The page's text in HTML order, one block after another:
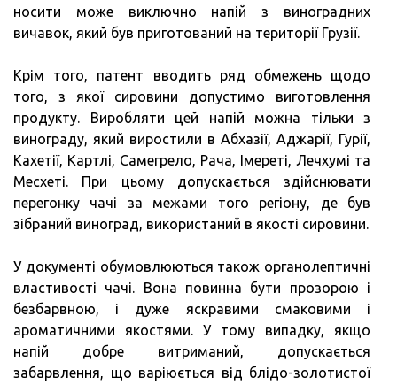
носити може виключно напій з виноградних
вичавок, який був приготований на території Грузії.
Крім того, патент вводить ряд обмежень щодо
того, з якої сировини допустимо виготовлення
продукту. Виробляти цей напій можна тільки з
винограду, який виростили в Абхазії, Аджарії, Гурії,
Кахетії, Картлі, Самегрело, Рача, Імереті, Лечхумі та
Месхеті. При цьому допускається здійснювати
перегонку чачі за межами того регіону, де був
зібраний виноград, використаний в якості сировини.
У документі обумовлюються також органолептичні
властивості чачі. Вона повинна бути прозорою і
безбарвною, і дуже яскравими смаковими і
ароматичними якостями. У тому випадку, якщо
напій добре витриманий, допускається
забарвлення, що варіюється від блідо-золотистої